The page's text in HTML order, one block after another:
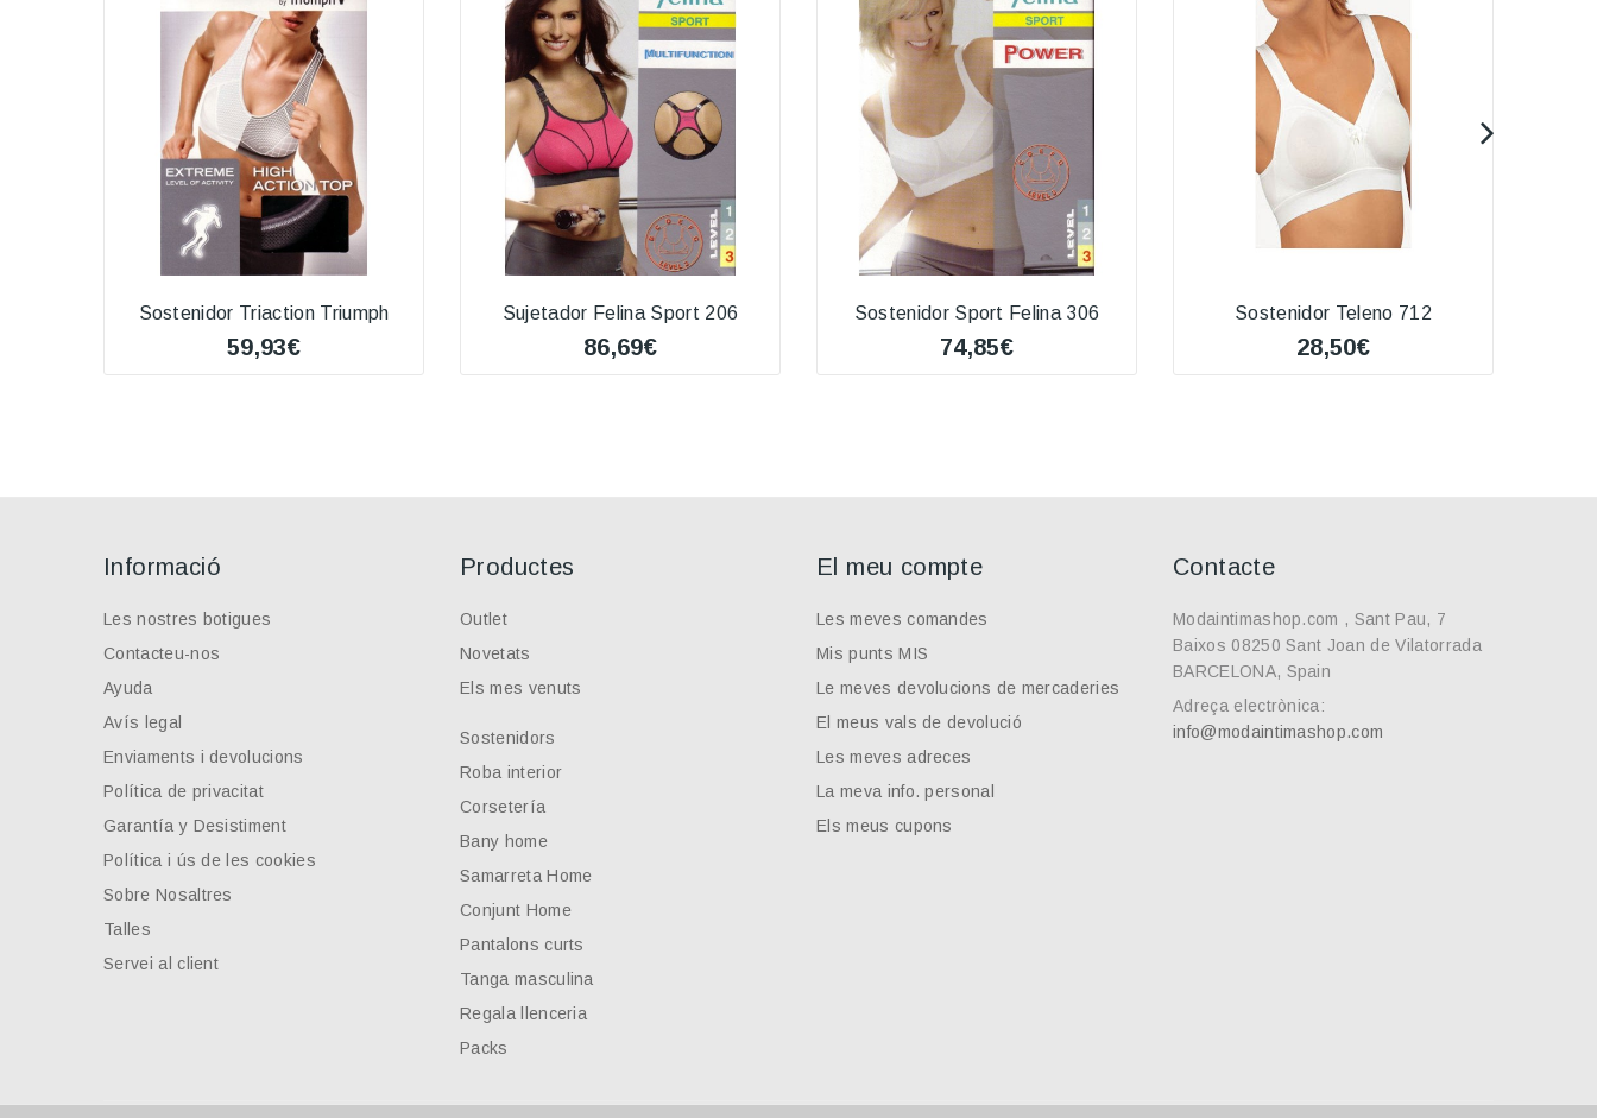
Sostenidor Triaction Triumph
59,93€
Sujetador Felina Sport 206
86,69€
Sostenidor Sport Felina 306
74,85€
Sostenidor Teleno 712
28,50€
Informació
Les nostres botigues
Contacteu-nos
Ayuda
Avís legal
Enviaments i devolucions
Política de privacitat
Garantía y Desistiment
Política i ús de les cookies
Sobre Nosaltres
Talles
Servei al client
Productes
Outlet
Novetats
Els mes venuts
Sostenidors
Roba interior
Corsetería
Bany home
Samarreta Home
Conjunt Home
Pantalons curts
Tanga masculina
Regala llenceria
Packs
El meu compte
Les meves comandes
Mis punts MIS
Le meves devolucions de mercaderies
El meus vals de devolució
Les meves adreces
La meva info. personal
Els meus cupons
Contacte
Modaintimashop.com , Sant Pau, 7
Baixos 08250 Sant Joan de Vilatorrada
BARCELONA, Spain
Adreça electrònica:
info@modaintimashop.com